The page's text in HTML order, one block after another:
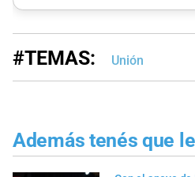
#TEMAS: Unión
Además tenés que